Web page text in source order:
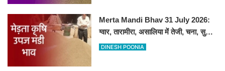
Merta Mandi Bhav 31 July 2026:
ग्वार, तारामीरा, असालिया में तेजी, चना, सुवा,
रायड़ा मंदे बिके
DINESH POONIA